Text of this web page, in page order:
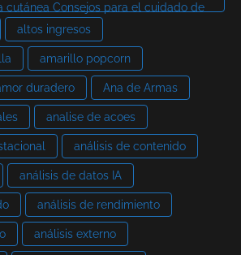
cutánea Consejos para el cuidado de
altos ingresos
amarillo popcorn
duradero Ana de Armas
analise de acoes
análisis de contenido
análisis de datos IA
análisis de rendimiento
análisis externo